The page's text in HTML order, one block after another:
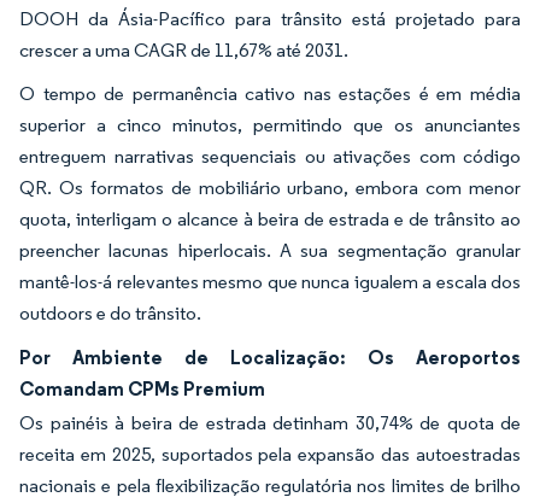
DOOH da Ásia-Pacífico para trânsito está projetado para
crescer a uma CAGR de 11,67% até 2031.
O tempo de permanência cativo nas estações é em média
superior a cinco minutos, permitindo que os anunciantes
entreguem narrativas sequenciais ou ativações com código
QR. Os formatos de mobiliário urbano, embora com menor
quota, interligam o alcance à beira de estrada e de trânsito ao
preencher lacunas hiperlocais. A sua segmentação granular
mantê-los-á relevantes mesmo que nunca igualem a escala dos
outdoors e do trânsito.
Por Ambiente de Localização: Os Aeroportos
Comandam CPMs Premium
Os painéis à beira de estrada detinham 30,74% de quota de
receita em 2025, suportados pela expansão das autoestradas
nacionais e pela flexibilização regulatória nos limites de brilho